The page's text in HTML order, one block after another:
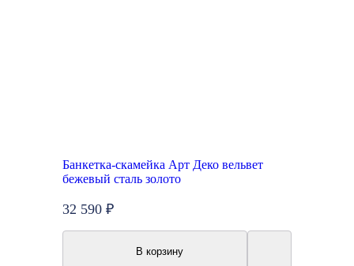
Банкетка-скамейка Арт Деко вельвет
бежевый сталь золото
32 590 ₽
В корзину